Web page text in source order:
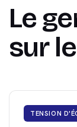
Le
sur
TENSION